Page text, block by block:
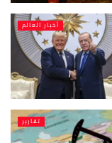
أخبار العالم
تقارير